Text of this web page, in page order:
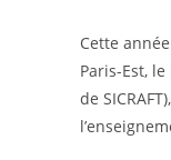
Cette
Paris-Est,
de